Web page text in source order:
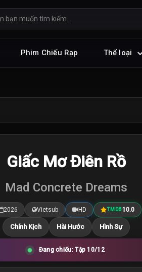
Phim Chiếu Rạp Thể loại
Giấc Mơ Điên Rồ
Mad Concrete Dreams
2026 Vietsub HD TMDB10.0
Chính Kịch Hài Hước Hình Sự
Đang chiếu: Tập 10/12